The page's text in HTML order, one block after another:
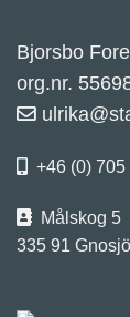
Bjorsbo
org.nr.
+46 (0)
Målskog 5
335 91 Gnosjö